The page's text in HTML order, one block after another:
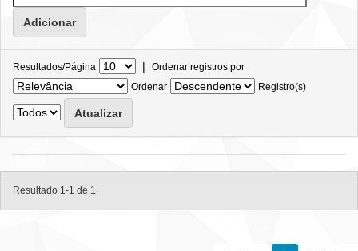
Resultados/Página | Ordenar registros por
Ordenar
Registro(s)
Resultado 1-1 de 1.